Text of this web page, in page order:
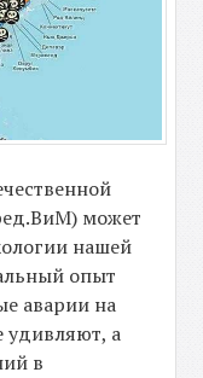
может
нашей
опыт
аварии на
удивляют, а
в